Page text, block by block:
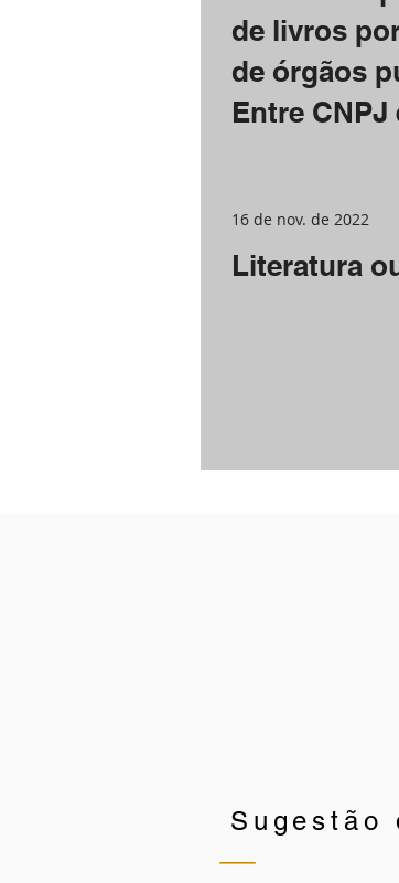
de livros
de órgãos
Entre CNPJ
16 de nov. de 2022
Literatura
Sugestão